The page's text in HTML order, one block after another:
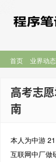
首页 业界动态
高考志
南
本人为中游
互联网中厂做